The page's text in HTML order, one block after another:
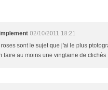
02/10/2011 18:21
sont le sujet que j'ai le plus
faire au moins une vingtaine de clichés